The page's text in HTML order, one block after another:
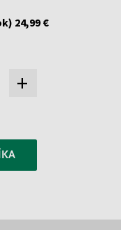
24,99 €
+